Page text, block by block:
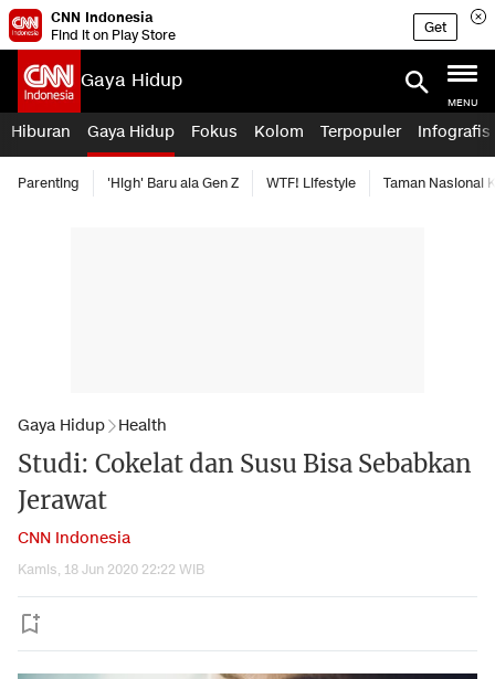
CNN Indonesia
Find it on Play Store
Get
Gaya Hidup
MENU
Hiburan Gaya Hidup Fokus Kolom Terpopuler Infografis
Parenting 'High' Baru ala Gen Z WTF! Lifestyle Taman Nasional
Gaya Hidup Health
Studi: Cokelat dan Susu Bisa Sebabkan
Jerawat
CNN Indonesia
Kamis, 18 Jun 2020 22:22 WIB